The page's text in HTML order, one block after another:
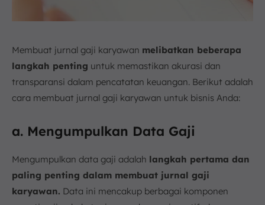
Membuat jurnal gaji karyawan melibatkan beberapa
langkah penting untuk memastikan akurasi dan
transparansi dalam pencatatan keuangan. Berikut adalah
cara membuat jurnal gaji karyawan untuk bisnis Anda:
a. Mengumpulkan Data Gaji
Mengumpulkan data gaji adalah langkah pertama dan
paling penting dalam membuat jurnal gaji
karyawan. Data ini mencakup berbagai komponen